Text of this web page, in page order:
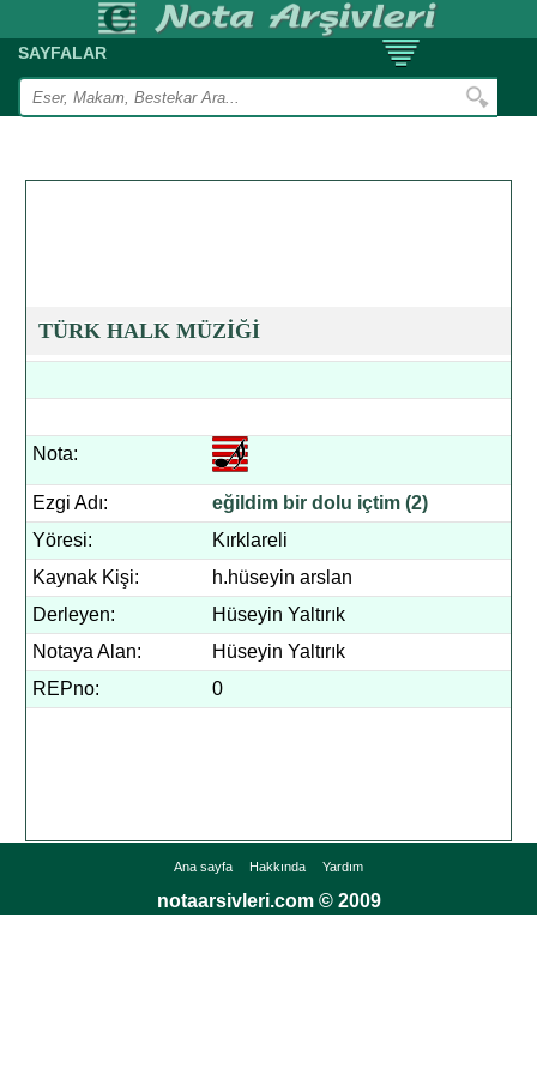
SAYFALAR
TÜRK HALK MÜZİĞİ
Nota:
Ezgi Adı:
eğildim bir dolu içtim (2)
Yöresi:
Kırklareli
Kaynak Kişi:
h.hüseyin arslan
Derleyen:
Hüseyin Yaltırık
Notaya Alan:
Hüseyin Yaltırık
REPno:
0
Ana sayfa Hakkında Yardım
notaarsivleri.com © 2009